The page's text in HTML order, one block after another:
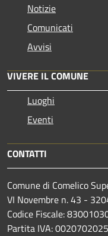
Notizie
Comunicati
Avvisi
VIVERE IL COMUNE
Luoghi
Eventi
CONTATTI
Comune di Comelico
VI Novembre n. 43 -
Codice Fiscale:
Partita IVA: